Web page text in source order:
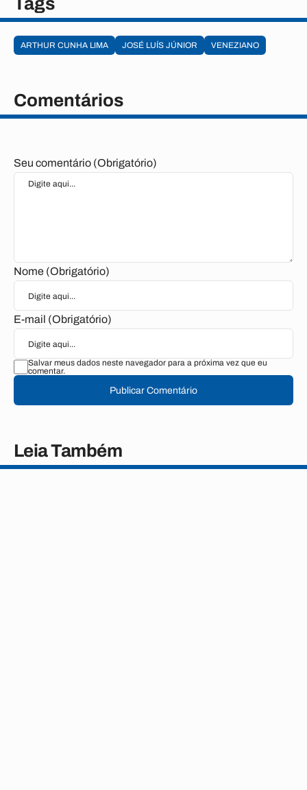
ARTHUR CUNHA LIMA JOSÉ LUÍS JÚNIOR VENEZIANO
Comentários
Seu comentário (Obrigatório)
Nome (Obrigatório)
E-mail (Obrigatório)
Salvar meus dados neste navegador para a próxima vez que eu
comentar.
Publicar Comentário
Leia Também